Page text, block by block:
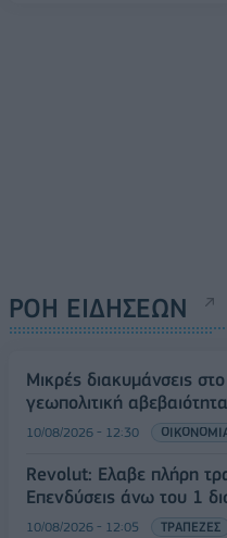
ΡΟΗ ΕΙΔΗΣΕΩΝ
Μικρές διακυμάνσεις
γεωπολιτική
10/08/2026 - 12:30
Revolut: Ελαβε πλήρη
Επενδύσεις άνω του 1
10/08/2026 - 12:05 ΤΡΑΠΕΖΕΣ